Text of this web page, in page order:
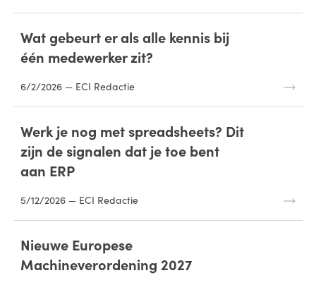
Wat gebeurt er als alle kennis bij
één medewerker zit?
6/2/2026 — ECI Redactie
Werk je nog met spreadsheets? Dit
zijn de signalen dat je toe bent
aan ERP
5/12/2026 — ECI Redactie
Nieuwe Europese
Machineverordening 2027